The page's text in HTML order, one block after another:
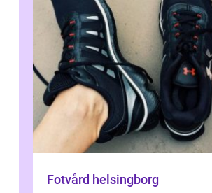
Fotvård helsingborg